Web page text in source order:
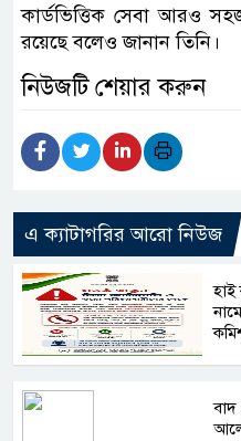
কার্ডভিত্তিক সেবা আরও
রয়েছে বলেও জানান তিনি।
নিউজটি শেয়ার করুন
এ ক্যাটাগরির আরো নিউজ
হাই
বাদ